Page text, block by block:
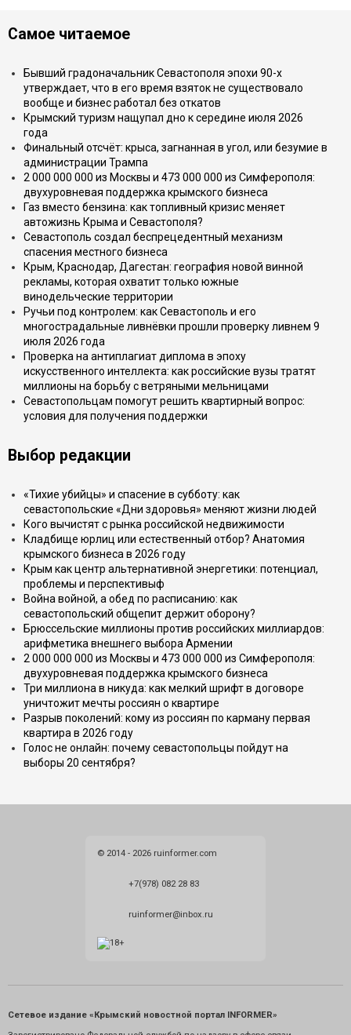
Самое читаемое
Бывший градоначальник Севастополя эпохи 90-х
утверждает, что в его время взяток не существовало
вообще и бизнес работал без откатов
Крымский туризм нащупал дно к середине июля 2026
года
Финальный отсчёт: крыса, загнанная в угол, или безумие в
администрации Трампа
2 000 000 000 из Москвы и 473 000 000 из Симферополя:
двухуровневая поддержка крымского бизнеса
Газ вместо бензина: как топливный кризис меняет
автожизнь Крыма и Севастополя?
Севастополь создал беспрецедентный механизм
спасения местного бизнеса
Крым, Краснодар, Дагестан: география новой винной
рекламы, которая охватит только южные
винодельческие территории
Ручьи под контролем: как Севастополь и его
многострадальные ливнёвки прошли проверку ливнем 9
июля 2026 года
Проверка на антиплагиат диплома в эпоху
искусственного интеллекта: как российские вузы тратят
миллионы на борьбу с ветряными мельницами
Севастопольцам помогут решить квартирный вопрос:
условия для получения поддержки
Выбор редакции
«Тихие убийцы» и спасение в субботу: как
севастопольские «Дни здоровья» меняют жизни людей
Кого вычистят с рынка российской недвижимости
Кладбище юрлиц или естественный отбор? Анатомия
крымского бизнеса в 2026 году
Крым как центр альтернативной энергетики: потенциал,
проблемы и перспективыф
Война войной, а обед по расписанию: как
севастопольский общепит держит оборону?
Брюссельские миллионы против российских миллиардов:
арифметика внешнего выбора Армении
2 000 000 000 из Москвы и 473 000 000 из Симферополя:
двухуровневая поддержка крымского бизнеса
Три миллиона в никуда: как мелкий шрифт в договоре
уничтожит мечты россиян о квартире
Разрыв поколений: кому из россиян по карману первая
квартира в 2026 году
Голос не онлайн: почему севастопольцы пойдут на
выборы 20 сентября?
© 2014 - 2026 ruinformer.com
+7(978) 082 28 83
ruinformer@inbox.ru
Сетевое издание «Крымский новостной портал INFORMER»